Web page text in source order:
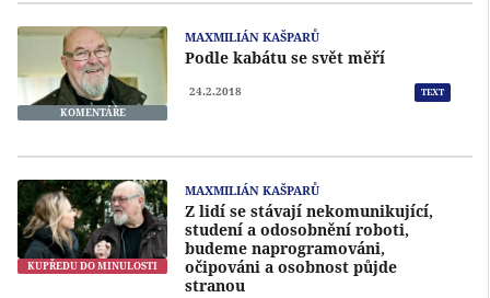
KOMENTÁŘE
MAXMILIÁN KAŠPARŮ
Podle kabátu se svět měří
24.2.2018 TEXT
KUPŘEDU DO MINULOSTI
MAXMILIÁN KAŠPARŮ
Z lidí se stávají nekomunikující,
studení a odosobnění roboti,
budeme naprogramováni,
očipováni a osobnost půjde
stranou